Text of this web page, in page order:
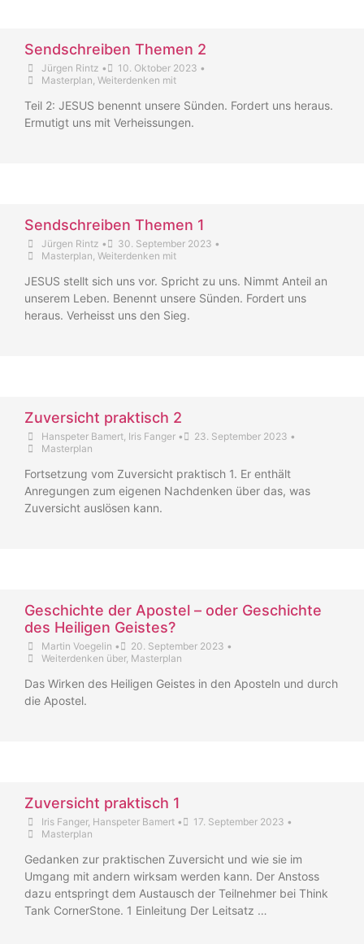
Sendschreiben Themen 2
Jürgen Rintz • 10. Oktober 2023 •
Masterplan, Weiterdenken mit
Teil 2: JESUS benennt unsere Sünden. Fordert uns heraus.
Ermutigt uns mit Verheissungen.
Sendschreiben Themen 1
Jürgen Rintz • 30. September 2023 •
Masterplan, Weiterdenken mit
JESUS stellt sich uns vor. Spricht zu uns. Nimmt Anteil an
unserem Leben. Benennt unsere Sünden. Fordert uns
heraus. Verheisst uns den Sieg.
Zuversicht praktisch 2
Hanspeter Bamert, Iris Fanger • 23. September 2023 •
Masterplan
Fortsetzung vom Zuversicht praktisch 1. Er enthält
Anregungen zum eigenen Nachdenken über das, was
Zuversicht auslösen kann.
Geschichte der Apostel – oder Geschichte
des Heiligen Geistes?
Martin Voegelin • 20. September 2023 •
Weiterdenken über, Masterplan
Das Wirken des Heiligen Geistes in den Aposteln und durch
die Apostel.
Zuversicht praktisch 1
Iris Fanger, Hanspeter Bamert • 17. September 2023 •
Masterplan
Gedanken zur praktischen Zuversicht und wie sie im
Umgang mit andern wirksam werden kann. Der Anstoss
dazu entspringt dem Austausch der Teilnehmer bei Think
Tank CornerStone. 1 Einleitung Der Leitsatz …